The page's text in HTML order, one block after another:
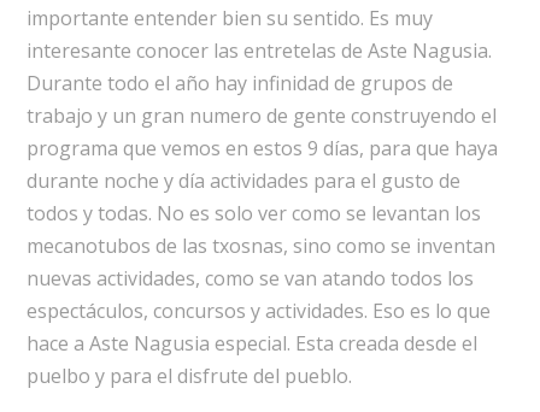
importante entender bien su sentido. Es muy
interesante conocer las entretelas de Aste Nagusia.
Durante todo el año hay infinidad de grupos de
trabajo y un gran numero de gente construyendo el
programa que vemos en estos 9 días, para que haya
durante noche y día actividades para el gusto de
todos y todas. No es solo ver como se levantan los
mecanotubos de las txosnas, sino como se inventan
nuevas actividades, como se van atando todos los
espectáculos, concursos y actividades. Eso es lo que
hace a Aste Nagusia especial. Esta creada desde el
puelbo y para el disfrute del pueblo.